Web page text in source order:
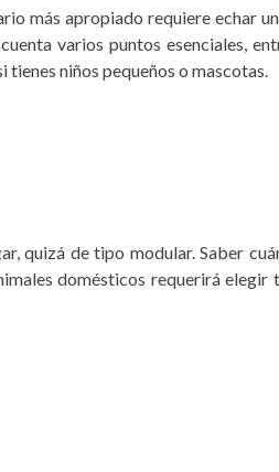
más apropiado requiere echar
varios puntos esenciales,
niños pequeños o mascotas.
quizá de tipo modular. Saber
domésticos requerirá elegir